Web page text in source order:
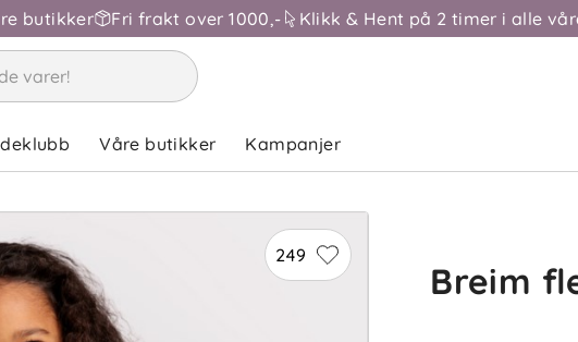
butikker Fri frakt over 1000,- Klikk & Hent på 2 timer i alle
Våre butikker Kampanjer
249
Breim